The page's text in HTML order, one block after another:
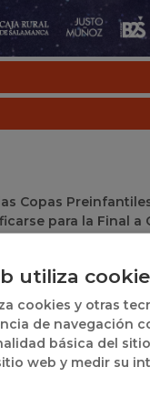
Copas
para la Final a
de la Copa
masculina.
a prueba el nivel
utiliza
cookies y otras
de navegación
básica del
web y medir su